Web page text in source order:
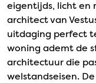
eigentijds, licht en
architect van
uitdaging perfect
woning ademt de
architectuur die
welstandseisen.